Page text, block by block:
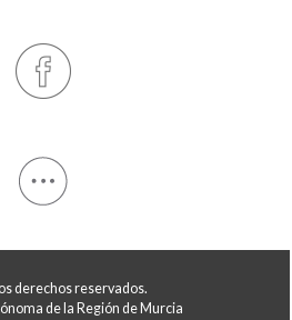
derechos reservados.
de la Región de Murcia